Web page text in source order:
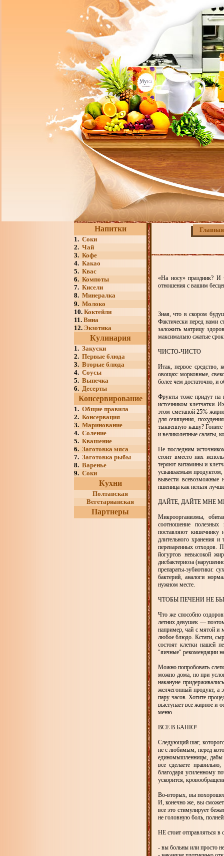
Напитки
1. Соки
2. Чай
3. Кофе
4. Какао
5. Квас
6. Компоты
7. Кисели
8. Минералка
9. Молоко
10. Коктейли
11. Вина
12. Экзотика
Кулинария
1. Закуски
2. Первые блюда
3. Вторые блюда
4. Соусы
5. Выпечка
6. Десерты
Консервирование
1. Общие правила
2. Консервация
3. Маринование
4. Соление
5. Квашение
6. Заготовка мяса
7. Заготовка рыбы
8. Варенье
9. Соки
Кухни
Полтавская
Вегетарианская
Партнеры
Главная
«На носу» праздник? И
отношения с вашим
Зная, что в скором
Фактически перед нами
заложить матрицу
максимально сжатые
ЧИСТО-ЧИСТО
Итак, первое средство,
овощах: морковные,
более чем достаточно, и
Фрукты тоже придут на
источником клетчатки.
этом сметаной 25%
для очищения,
тыквенную кашу? Гоните
и великолепные салаты,
Не последним
стоит вместо них
теряют витамины и
усваиваемым продуктом,
вывести
пшеница как нельзя
ДАЙТЕ, ДАЙТЕ МНЕ
Микроорганизмы,
соотношение
поставляют кишечнику
длительного хранения
переваренных отходов.
йогуртов невысокой
дисбактериоза
препараты-эубиотики:
бактерий, аналоги
нужном месте.
ЧТОБЫ ПЕЧЕНИ НЕ
Что же способно
летних девушек —
например, чай с мятой и
любое блюдо. Кстати,
состоят клетки нашей
"яичные" рекомендации
Можно попробовать
можно дома, но при
накануне
желчегонный продукт, а
пару часов. Хотите
выступает все жирное и
меню.
ВСЕ В БАНЮ!
Следующий шаг,
не с любимым, перед
единомышленницы, дабы
все сделаете
благодаря усиленному
ускорится,
Во-вторых, вы
И, конечно же, вы
все это стимулирует
не головную боль,
НЕ стоит отправляться в
- вы больны или просто